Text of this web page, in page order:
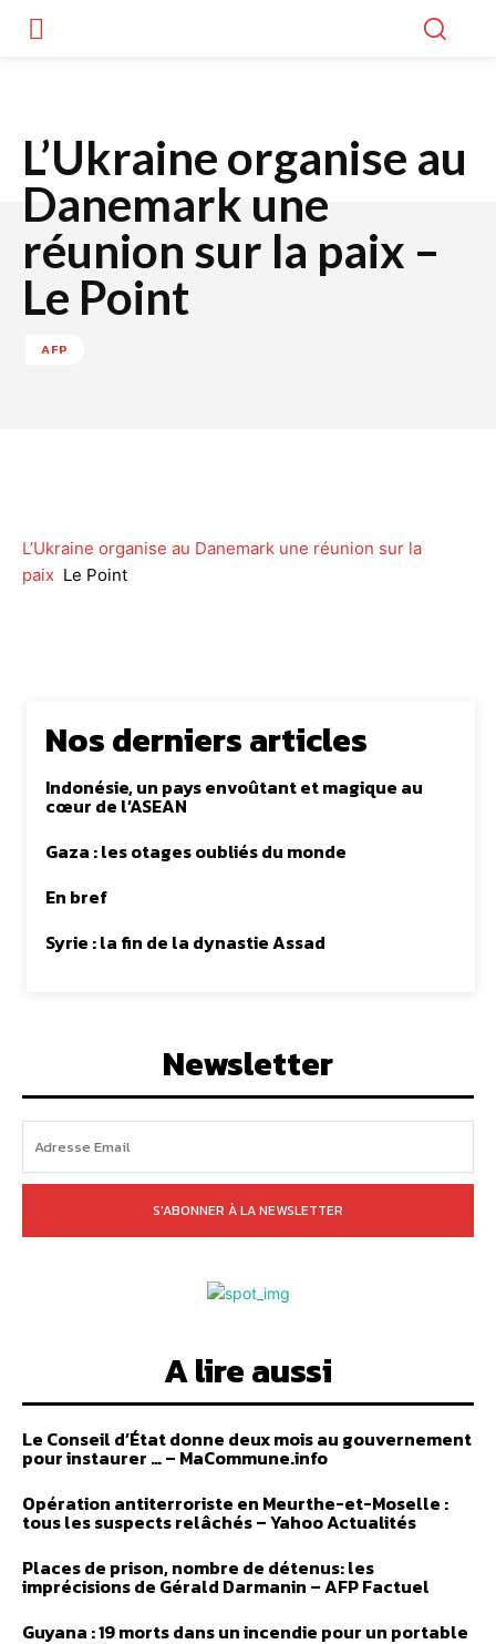
L’Ukraine organise au
Danemark une
réunion sur la paix –
Le Point
AFP
L’Ukraine organise au Danemark une réunion sur la
paix Le Point
Nos derniers articles
Indonésie, un pays envoûtant et magique au
cœur de l’ASEAN
Gaza : les otages oubliés du monde
En bref
Syrie : la fin de la dynastie Assad
Newsletter
S'ABONNER À LA NEWSLETTER
A lire aussi
Le Conseil d’État donne deux mois au gouvernement
pour instaurer … – MaCommune.info
Opération antiterroriste en Meurthe-et-Moselle :
tous les suspects relâchés – Yahoo Actualités
Places de prison, nombre de détenus: les
imprécisions de Gérald Darmanin – AFP Factuel
Guyana : 19 morts dans un incendie pour un portable